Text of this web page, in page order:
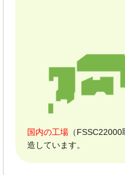
国内の工場 （
造しています。